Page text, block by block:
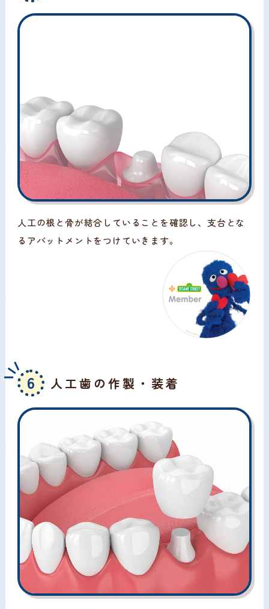
人工の根と骨が結合していることを確認し、支台とな
るアバットメントをつけていきます。
6 人工歯の作製・装着